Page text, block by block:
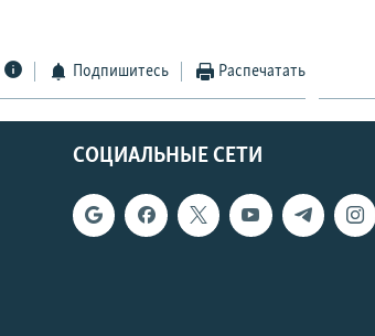
Подпишитесь Распечатать
СОЦИАЛЬНЫЕ СЕТИ